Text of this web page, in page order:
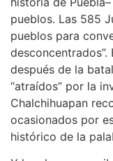
pueblos. Las 585
pueblos para
después de la
“atraídos” por la
Chalchihuapan
ocasionados por
histórico de la